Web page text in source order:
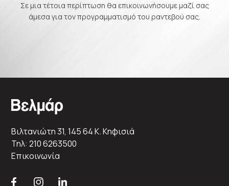
Σε μια τέτοια περίπτωση θα επικοινωνήσουμε μαζί σας
άμεσα για τον προγραμματισμό του ραντεβού σας.
Βιλτανιώτη 31, 145 64 K. Κηφισιά
Τηλ: 210 6263500
Επικοινωνία